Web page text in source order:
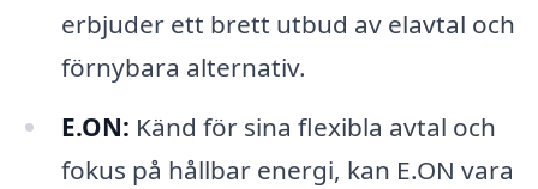
erbjuder ett brett utbud av elavtal och
förnybara alternativ.
E.ON: Känd för sina flexibla avtal och
fokus på hållbar energi, kan E.ON vara